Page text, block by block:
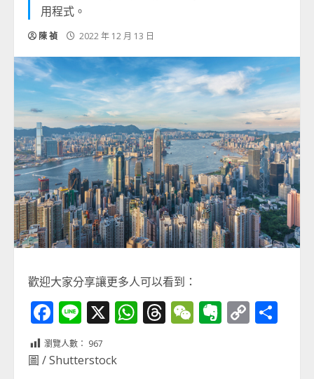
用程式。
陳 禎 2022 年 12 月 13 日
歡迎大家分享讓更多人可以看到：
Facebook
Line
X WhatsApp
Threads
WeChat
Evernote
Copy
Link
瀏覽人數： 967
圖 / Shutterstock